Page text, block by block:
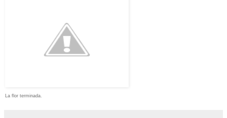
La flor terminada.